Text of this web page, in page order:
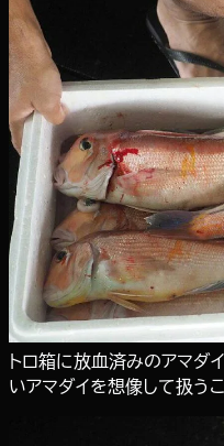
トロ箱に放血済みのアマダ
いアマダイを想像して扱う